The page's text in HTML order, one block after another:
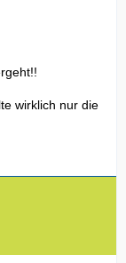
wirklich nur die